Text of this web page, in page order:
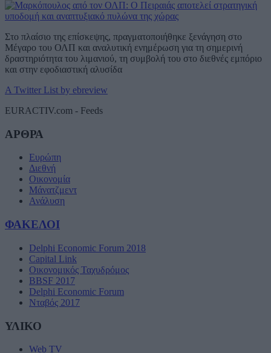
Στο πλαίσιο της επίσκεψης, πραγματοποιήθηκε ξενάγηση στο
Μέγαρο του ΟΛΠ και αναλυτική ενημέρωση για τη σημερινή
δραστηριότητα του λιμανιού, τη συμβολή του στο διεθνές εμπόριο
και στην εφοδιαστική αλυσίδα
A Twitter List by ebreview
EURACTIV.com - Feeds
ΑΡΘΡΑ
Ευρώπη
Διεθνή
Οικονομία
Μάνατζμεντ
Ανάλυση
ΦΑΚΕΛΟΙ
Delphi Economic Forum 2018
Capital Link
Οικονομικός Ταχυδρόμος
BBSF 2017
Delphi Economic Forum
Νταβός 2017
ΥΛΙΚΟ
Web TV